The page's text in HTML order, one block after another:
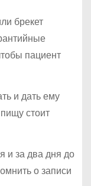
брекет
пациент
и дать ему
стоит
и за два дня до
о записи